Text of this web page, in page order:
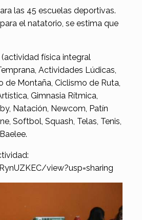
las 45 escuelas deportivas.
el natatorio, se estima que
física integral
Actividades Lúdicas,
de Montaña, Ciclismo de Ruta,
Gimnasia Rítmica,
Natación, Newcom, Patín
Softbol, Squash, Telas, Tenis,
view?usp=sharing